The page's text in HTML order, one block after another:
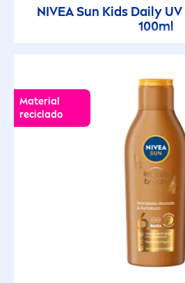
NIVEA Sun Kids Daily UV
100ml
Material
reciclado